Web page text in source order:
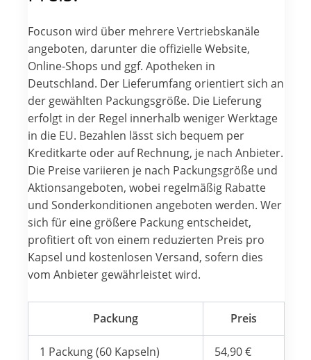
Focuson wird über mehrere Vertriebskanäle
angeboten, darunter die offizielle Website,
Online-Shops und ggf. Apotheken in
Deutschland. Der Lieferumfang orientiert sich an
der gewählten Packungsgröße. Die Lieferung
erfolgt in der Regel innerhalb weniger Werktage
in die EU. Bezahlen lässt sich bequem per
Kreditkarte oder auf Rechnung, je nach Anbieter.
Die Preise variieren je nach Packungsgröße und
Aktionsangeboten, wobei regelmäßig Rabatte
und Sonderkonditionen angeboten werden. Wer
sich für eine größere Packung entscheidet,
profitiert oft von einem reduzierten Preis pro
Kapsel und kostenlosen Versand, sofern dies
vom Anbieter gewährleistet wird.
Packung Preis
1 Packung (60 Kapseln) 54,90 €